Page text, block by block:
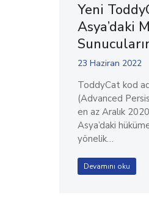
Yeni
Asya’daki
23 Haziran 2022
ToddyCat kod
(Advanced
en az Aralık
Asya’daki
yönelik…
Devamını oku